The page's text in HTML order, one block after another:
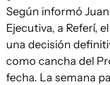
Según informó
Ejecutiva, a Referí,
una decisión
como cancha del
fecha. La semana